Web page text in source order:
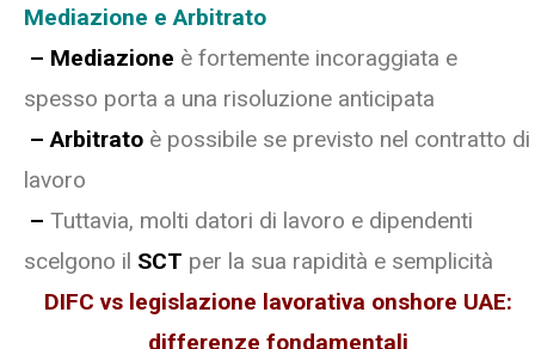
Mediazione e Arbitrato
– Mediazione è fortemente incoraggiata e
spesso porta a una risoluzione anticipata
– Arbitrato è possibile se previsto nel contratto di
lavoro
– Tuttavia, molti datori di lavoro e dipendenti
scelgono il SCT per la sua rapidità e semplicità
DIFC vs legislazione lavorativa onshore UAE:
differenze fondamentali